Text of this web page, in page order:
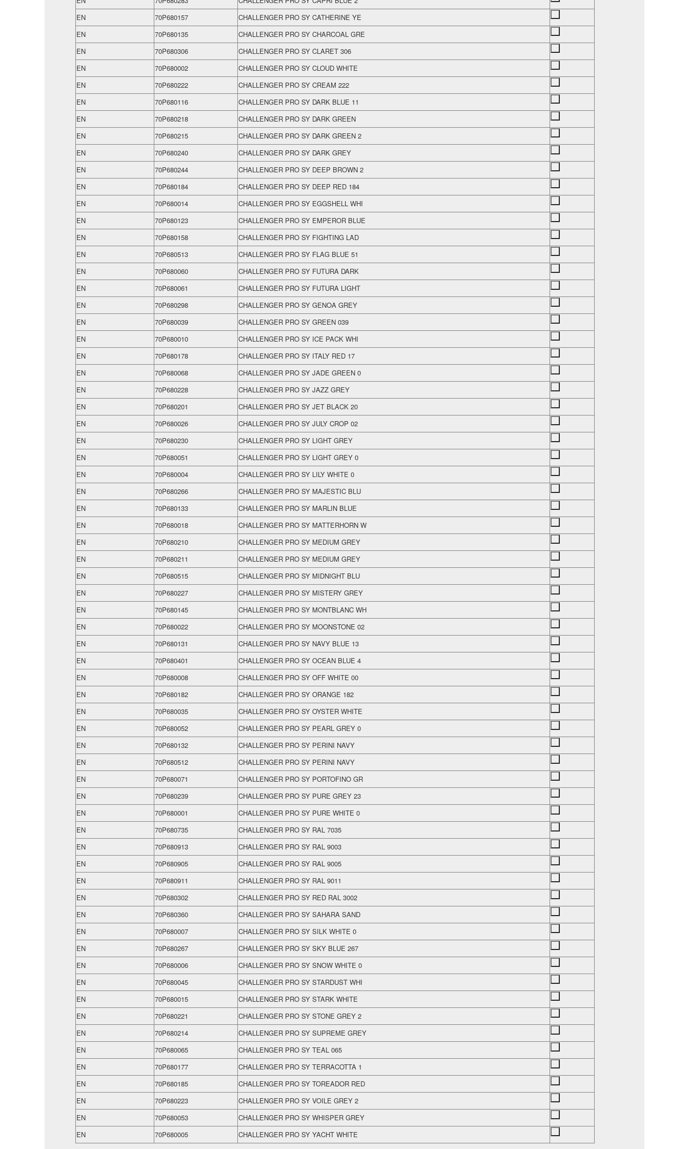
EN
70P680157
CHALLENGER PRO SY CATHERINE YE
EN
70P680135
CHALLENGER PRO SY CHARCOAL GRE
EN
70P680306
CHALLENGER PRO SY CLARET 306
EN
70P680002
CHALLENGER PRO SY CLOUD WHITE
EN
70P680222
CHALLENGER PRO SY CREAM 222
EN
70P680116
CHALLENGER PRO SY DARK BLUE 11
EN
70P680218
CHALLENGER PRO SY DARK GREEN
EN
70P680215
CHALLENGER PRO SY DARK GREEN 2
EN
70P680240
CHALLENGER PRO SY DARK GREY
EN
70P680244
CHALLENGER PRO SY DEEP BROWN 2
EN
70P680184
CHALLENGER PRO SY DEEP RED 184
EN
70P680014
CHALLENGER PRO SY EGGSHELL WHI
EN
70P680123
CHALLENGER PRO SY EMPEROR BLUE
EN
70P680158
CHALLENGER PRO SY FIGHTING LAD
EN
70P680513
CHALLENGER PRO SY FLAG BLUE 51
EN
70P680060
CHALLENGER PRO SY FUTURA DARK
EN
70P680061
CHALLENGER PRO SY FUTURA LIGHT
EN
70P680298
CHALLENGER PRO SY GENOA GREY
EN
70P680039
CHALLENGER PRO SY GREEN 039
EN
70P680010
CHALLENGER PRO SY ICE PACK WHI
EN
70P680178
CHALLENGER PRO SY ITALY RED 17
EN
70P680068
CHALLENGER PRO SY JADE GREEN 0
EN
70P680228
CHALLENGER PRO SY JAZZ GREY
EN
70P680201
CHALLENGER PRO SY JET BLACK 20
EN
70P680026
CHALLENGER PRO SY JULY CROP 02
EN
70P680230
CHALLENGER PRO SY LIGHT GREY
EN
70P680051
CHALLENGER PRO SY LIGHT GREY 0
EN
70P680004
CHALLENGER PRO SY LILY WHITE 0
EN
70P680266
CHALLENGER PRO SY MAJESTIC BLU
EN
70P680133
CHALLENGER PRO SY MARLIN BLUE
EN
70P680018
CHALLENGER PRO SY MATTERHORN W
EN
70P680210
CHALLENGER PRO SY MEDIUM GREY
EN
70P680211
CHALLENGER PRO SY MEDIUM GREY
EN
70P680515
CHALLENGER PRO SY MIDNIGHT BLU
EN
70P680227
CHALLENGER PRO SY MISTERY GREY
EN
70P680145
CHALLENGER PRO SY MONTBLANC WH
EN
70P680022
CHALLENGER PRO SY MOONSTONE 02
EN
70P680131
CHALLENGER PRO SY NAVY BLUE 13
EN
70P680401
CHALLENGER PRO SY OCEAN BLUE 4
EN
70P680008
CHALLENGER PRO SY OFF WHITE 00
EN
70P680182
CHALLENGER PRO SY ORANGE 182
EN
70P680035
CHALLENGER PRO SY OYSTER WHITE
EN
70P680052
CHALLENGER PRO SY PEARL GREY 0
EN
70P680132
CHALLENGER PRO SY PERINI NAVY
EN
70P680512
CHALLENGER PRO SY PERINI NAVY
EN
70P680071
CHALLENGER PRO SY PORTOFINO GR
EN
70P680239
CHALLENGER PRO SY PURE GREY 23
EN
70P680001
CHALLENGER PRO SY PURE WHITE 0
EN
70P680735
CHALLENGER PRO SY RAL 7035
EN
70P680913
CHALLENGER PRO SY RAL 9003
EN
70P680905
CHALLENGER PRO SY RAL 9005
EN
70P680911
CHALLENGER PRO SY RAL 9011
EN
70P680302
CHALLENGER PRO SY RED RAL 3002
EN
70P680360
CHALLENGER PRO SY SAHARA SAND
EN
70P680007
CHALLENGER PRO SY SILK WHITE 0
EN
70P680267
CHALLENGER PRO SY SKY BLUE 267
EN
70P680006
CHALLENGER PRO SY SNOW WHITE 0
EN
70P680045
CHALLENGER PRO SY STARDUST WHI
EN
70P680015
CHALLENGER PRO SY STARK WHITE
EN
70P680221
CHALLENGER PRO SY STONE GREY 2
EN
70P680214
CHALLENGER PRO SY SUPREME GREY
EN
70P680065
CHALLENGER PRO SY TEAL 065
EN
70P680177
CHALLENGER PRO SY TERRACOTTA 1
EN
70P680185
CHALLENGER PRO SY TOREADOR RED
EN
70P680223
CHALLENGER PRO SY VOILE GREY 2
EN
70P680053
CHALLENGER PRO SY WHISPER GREY
EN
70P680005 CHALLENGER PRO SY YACHT WHITE